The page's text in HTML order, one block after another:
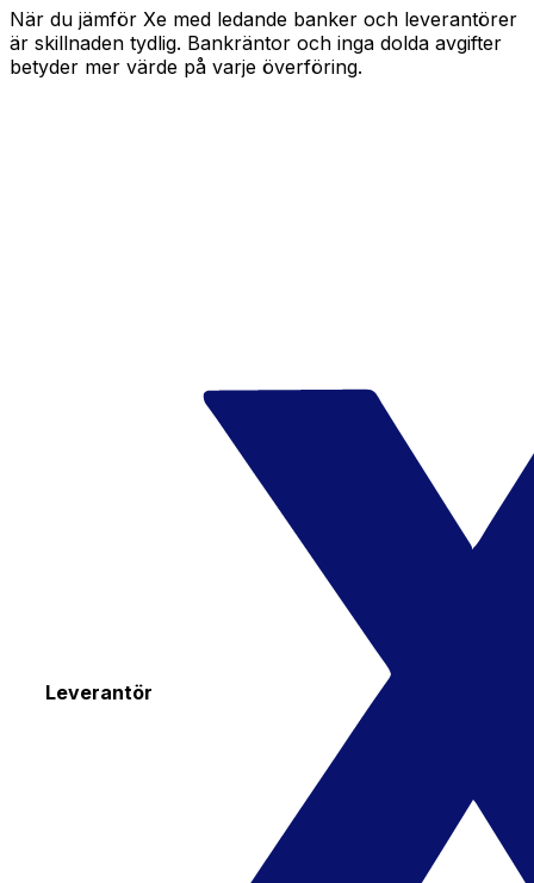
När du jämför Xe med ledande banker och leverantörer
är skillnaden tydlig. Bankräntor och inga dolda avgifter
betyder mer värde på varje överföring.
Leverantör